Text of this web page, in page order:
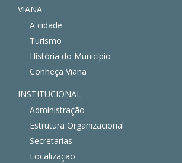
VIANA
A cidade
Turismo
História do Município
Conheça Viana
INSTITUCIONAL
Administração
Estrutura Organizacional
Secretarias
Localização